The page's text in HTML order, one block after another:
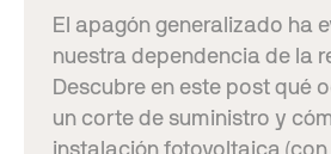
El apagón generalizado ha
nuestra dependencia de la
Descubre en este post qué
un corte de suministro y